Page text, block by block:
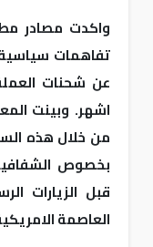
واكدت مصادر
تفاهمات
عن شحنات
اشهر. وبينت
من خلال هذه
بخصوص
قبل الزيارات
العاصمة